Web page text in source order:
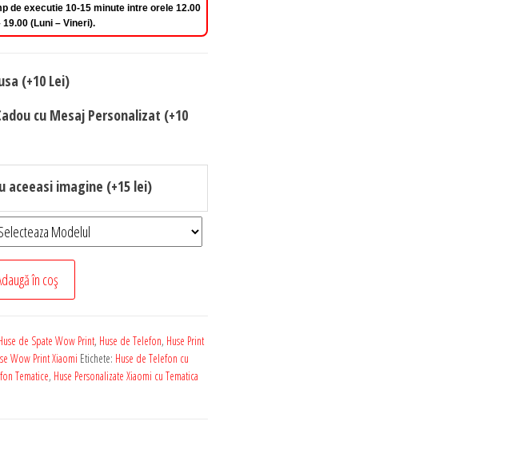
de executie 10-15 minute intre orele 12.00
19.00 (Luni – Vineri).
(+10 Lei)
cu Mesaj Personalizat (+10
aceeasi imagine (+15 lei)
în coș
de Spate Wow Print, Huse de Telefon, Huse Print
Wow Print Xiaomi Etichete: Huse de Telefon cu
Tematice, Huse Personalizate Xiaomi cu Tematica